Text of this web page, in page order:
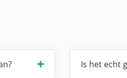
Is het echt